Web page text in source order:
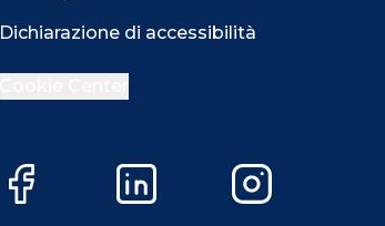
Dichiarazione di accessibilità
Facebook LinkedIn Instagram